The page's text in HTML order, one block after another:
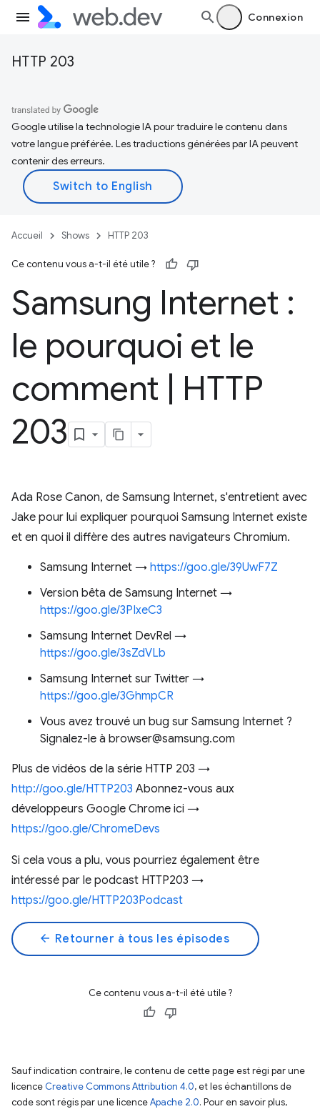
Connexion
HTTP 203
Google utilise la technologie IA pour traduire le contenu dans
votre langue préférée. Les traductions générées par IA peuvent
contenir des erreurs.
Accueil Shows HTTP 203
Ce contenu vous a-t-il été utile ?
Samsung Internet :
le pourquoi et le
comment
HTTP
203
Ada Rose Canon, de Samsung Internet, s'entretient avec
Jake pour lui expliquer pourquoi Samsung Internet existe
et en quoi il diffère des autres navigateurs Chromium.
Samsung Internet → https://goo.gle/39UwF7Z
Version bêta de Samsung Internet →
https://goo.gle/3PIxeC3
Samsung Internet DevRel →
https://goo.gle/3sZdVLb
Samsung Internet sur Twitter →
https://goo.gle/3GhmpCR
Vous avez trouvé un bug sur Samsung Internet ?
Signalez-le à browser@samsung.com
Plus de vidéos de la série HTTP 203 →
http://goo.gle/HTTP203 Abonnez-vous aux
développeurs Google Chrome ici →
https://goo.gle/ChromeDevs
Si cela vous a plu, vous pourriez également être
intéressé par le podcast HTTP203 →
https://goo.gle/HTTP203Podcast
arrow_back Retourner à tous les épisodes
Ce contenu vous a-t-il été utile ?
Sauf indication contraire, le contenu de cette page est régi par une
licence Creative Commons Attribution 4.0, et les échantillons de
code sont régis par une licenceApache 2.0. Pour en savoir plus,